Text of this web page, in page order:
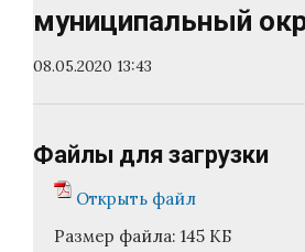
муниципальный
08.05.2020 13:43
Файлы для загрузки
Открыть файл
Размер файла: 145 КБ